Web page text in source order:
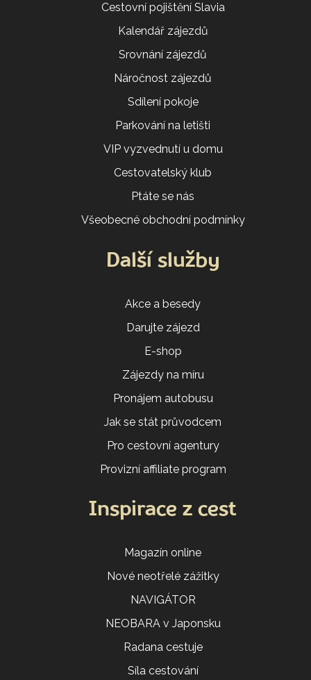
Cestovní pojištění Slavia
Kalendář zájezdů
Srovnání zájezdů
Náročnost zájezdů
Sdílení pokoje
Parkování na letišti
VIP vyzvednutí u domu
Cestovatelský klub
Ptáte se nás
Všeobecné obchodní podmínky
Další služby
Akce a besedy
Darujte zájezd
E-shop
Zájezdy na míru
Pronájem autobusu
Jak se stát průvodcem
Pro cestovní agentury
Provizní affiliate program
Inspirace z cest
Magazín online
Nové neotřelé zážitky
NAVIGÁTOR
NEOBARA v Japonsku
Radana cestuje
Síla cestování